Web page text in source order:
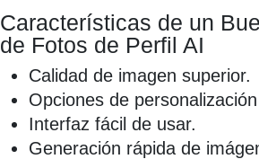
Características de un
de Fotos de Perfil AI
Calidad de imagen superior.
Opciones de
Interfaz fácil de usar.
Generación rápida de